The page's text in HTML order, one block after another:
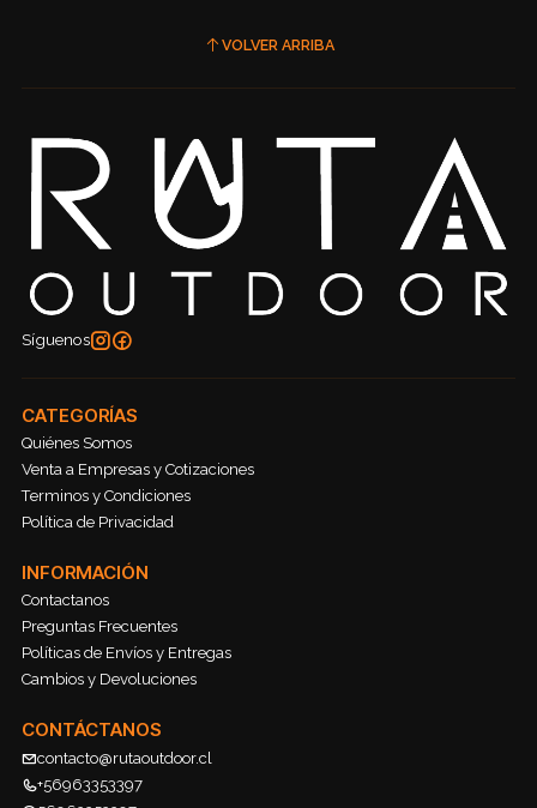
VOLVER ARRIBA
Síguenos
CATEGORÍAS
Quiénes Somos
Venta a Empresas y Cotizaciones
Terminos y Condiciones
Política de Privacidad
INFORMACIÓN
Contactanos
Preguntas Frecuentes
Políticas de Envíos y Entregas
Cambios y Devoluciones
CONTÁCTANOS
contacto@rutaoutdoor.cl
+56963353397